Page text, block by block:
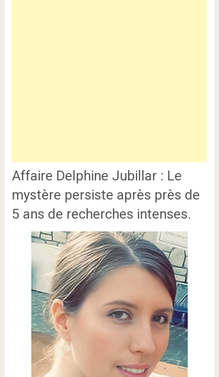
Affaire Delphine Jubillar : Le
mystère persiste après près de
5 ans de recherches intenses.